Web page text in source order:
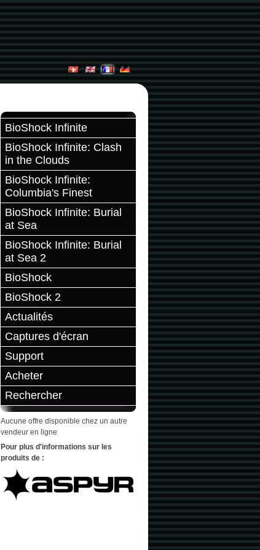
BioShock Infinite
BioShock Infinite: Clash
in the Clouds
BioShock Infinite:
Columbia's Finest
BioShock Infinite: Burial
at Sea
BioShock Infinite: Burial
at Sea 2
BioShock
BioShock 2
Actualités
Captures d'écran
Support
Acheter
Rechercher
Aucune offre disponible chez un autre
vendeur en ligne
Pour plus d'informations sur les
produits de :